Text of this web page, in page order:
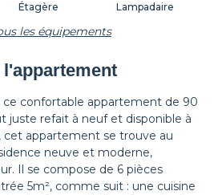
Corbeille à papier
Cintres
Lampadaire
Étagère
Tapis de sol
Canapé
les équipements
ce confortable appartement de 90
juste refait à neuf et disponible à
cet appartement se trouve au
neuve et moderne,
Il se compose de 6 pièces
5m², comme suit : une cuisine